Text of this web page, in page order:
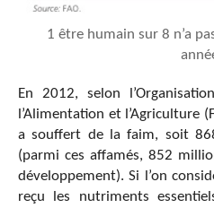
1 être humain sur 8 n’a
En 2012, selon
l’Alimentation et l’Agriculture
a souffert de la faim, soit
(parmi ces affamés, 852
développement). Si l’on
reçu les nutriments